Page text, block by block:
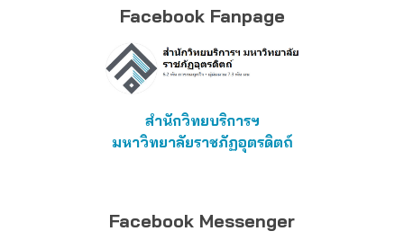
Facebook Fanpage
สำนักวิทยบริการฯ
มหาวิทยาลัยราชภัฏอุตรดิตถ์
Facebook Messenger